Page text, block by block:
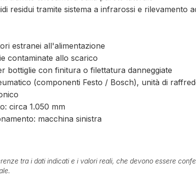
residui tramite sistema a infrarossi e rilevamento
estranei all'alimentazione
contaminate allo scarico
bottiglie con finitura o filettatura danneggiate
(componenti Festo / Bosch), unità di
circa 1.050 mm
macchina sinistra
tra i dati indicati e i valori reali, che devono essere